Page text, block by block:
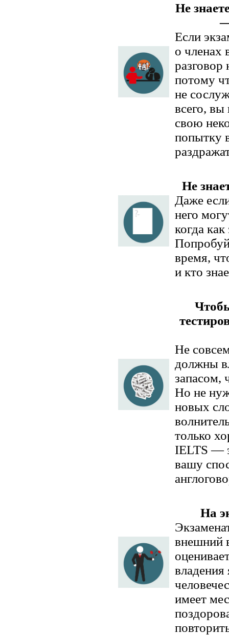
Не
—
Если
о членах
потому
не
всего, вы
свою
попытку
Не
Даже
него
когда
время,
и кто
Не
должны
запасом,
Но не
новых
только
IELTS —
вашу
На
внешний
имеет